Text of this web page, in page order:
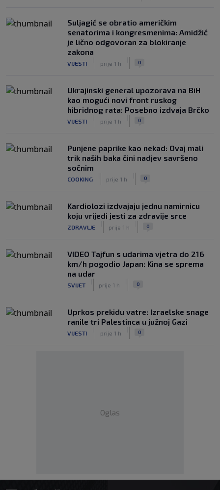
Suljagić se obratio američkim
senatorima i kongresmenima: Amidžić
je lično odgovoran za blokiranje
zakona
VIJESTI prije 1 h 0
Ukrajinski general upozorava na BiH
kao mogući novi front ruskog
hibridnog rata: Posebno izdvaja Brčko
VIJESTI prije 1 h 0
Punjene paprike kao nekad: Ovaj mali
trik naših baka čini nadjev savršeno
sočnim
COOKING prije 1 h 0
Kardiolozi izdvajaju jednu namirnicu
koju vrijedi jesti za zdravije srce
ZDRAVLJE prije 1 h 0
VIDEO Tajfun s udarima vjetra do 216
km/h pogodio Japan: Kina se sprema
na udar
SVIJET prije 1 h 0
Uprkos prekidu vatre: Izraelske snage
ranile tri Palestinca u južnoj Gazi
VIJESTI prije 1 h 0
Oglas